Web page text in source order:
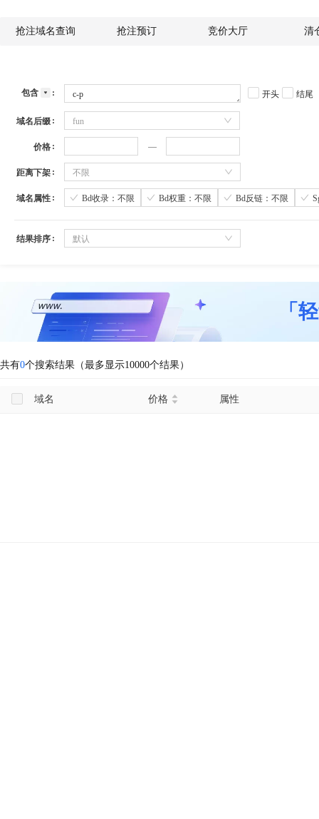
抢注域名查询 抢注预订 竞价大厅 清
包含 开头 结尾
域名后缀 fun
价格
距离下架 不限
域名属性 Bd收录：不限 Bd权重：不限 Bd反链：不限
结果排序 默认
「
共有0个搜索结果（最多显示10000个结果）
域名 价格 属性